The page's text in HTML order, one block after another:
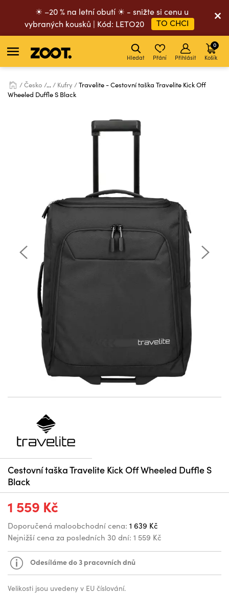
☀ –20 % na letní obutí ☀ - snižte si cenu u
vybraných kousků | Kód: LETO20
TO CHCI
Hledat Přání Přihlásit Košík
0
Česko ... Kufry
Travelite - Cestovní taška Travelite Kick Off
Wheeled Duffle S Black
Cestovní taška Travelite Kick Off Wheeled Duffle S
Black
1 559 Kč
Doporučená maloobchodní cena: 1 639 Kč
Nejnižší cena za posledních 30 dní: 1 559 Kč
Odesíláme do 3 pracovních dnů
Velikosti jsou uvedeny v EU číslování.